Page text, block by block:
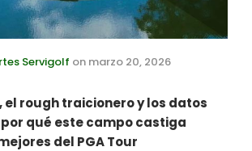
Servigolf on marzo 20, 2026
el rough traicionero y los datos
qué este campo castiga
del PGA Tour